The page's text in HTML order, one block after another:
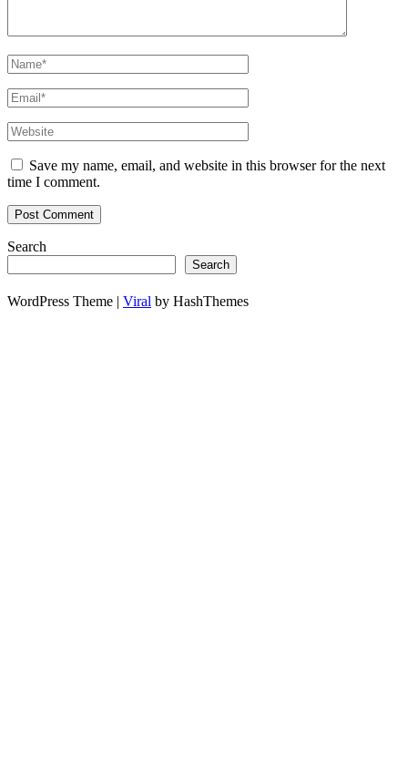
Save my name, email, and website in this browser for the next
time I comment.
Search
Search
WordPress Theme | Viral by HashThemes